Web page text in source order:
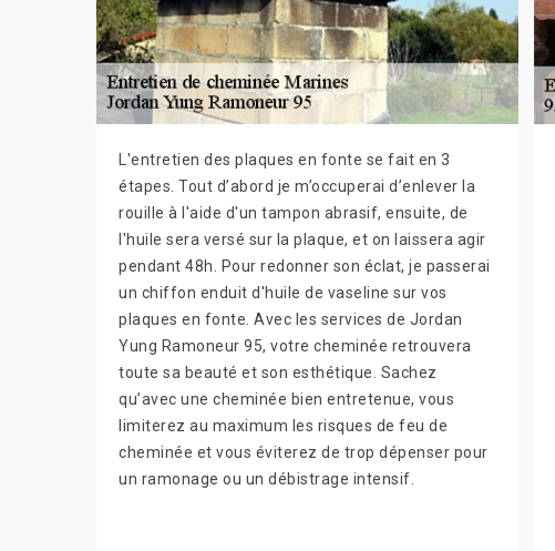
L'entretien des plaques en fonte se fait en 3
étapes. Tout d’abord je m’occuperai d’enlever la
rouille à l'aide d'un tampon abrasif, ensuite, de
l'huile sera versé sur la plaque, et on laissera agir
pendant 48h. Pour redonner son éclat, je passerai
un chiffon enduit d'huile de vaseline sur vos
plaques en fonte. Avec les services de Jordan
Yung Ramoneur 95, votre cheminée retrouvera
toute sa beauté et son esthétique. Sachez
qu’avec une cheminée bien entretenue, vous
limiterez au maximum les risques de feu de
cheminée et vous éviterez de trop dépenser pour
un ramonage ou un débistrage intensif.